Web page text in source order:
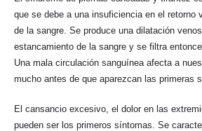
que se debe a una insuficiencia en el retorno
de la sangre. Se produce una dilatación
estancamiento de la sangre y se filtra
Una mala circulación sanguínea afecta a
mucho antes de que aparezcan las primeras
El cansancio excesivo, el dolor en las
pueden ser los primeros síntomas. Se